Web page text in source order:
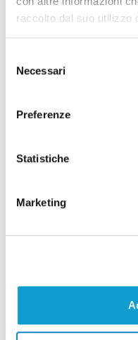
raccolto dal suo utilizzo
delNecessari
Preferenze
Statistiche
Marketing
Settore Giovanile